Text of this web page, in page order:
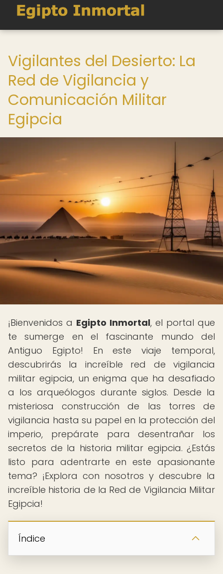
Vigilantes del Desierto: La
Red de Vigilancia y
Comunicación Militar
Egipcia
¡Bienvenidos a Egipto Inmortal, el portal que
te sumerge en el fascinante mundo del
Antiguo Egipto! En este viaje temporal,
descubrirás la increíble red de vigilancia
militar egipcia, un enigma que ha desafiado
a los arqueólogos durante siglos. Desde la
misteriosa construcción de las torres de
vigilancia hasta su papel en la protección del
imperio, prepárate para desentrañar los
secretos de la historia militar egipcia. ¿Estás
listo para adentrarte en este apasionante
tema? ¡Explora con nosotros y descubre la
increíble historia de la Red de Vigilancia Militar
Egipcia!
Índice